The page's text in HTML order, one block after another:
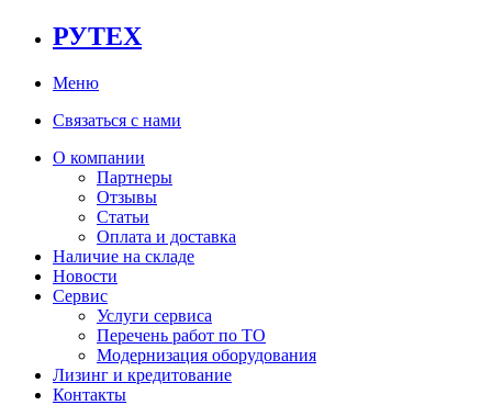
РУТЕХ
Меню
Связаться с нами
О компании
Партнеры
Отзывы
Статьи
Оплата и доставка
Наличие на складе
Новости
Сервис
Услуги сервиса
Перечень работ по ТО
Модернизация оборудования
Лизинг и кредитование
Контакты